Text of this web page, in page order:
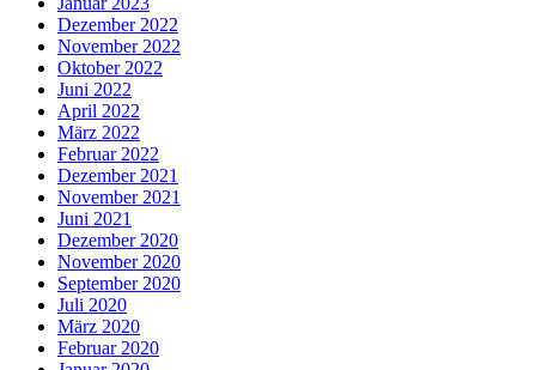
Dezember 2022
November 2022
Oktober 2022
Juni 2022
April 2022
März 2022
Februar 2022
Dezember 2021
November 2021
Juni 2021
Dezember 2020
November 2020
September 2020
Juli 2020
März 2020
Februar 2020